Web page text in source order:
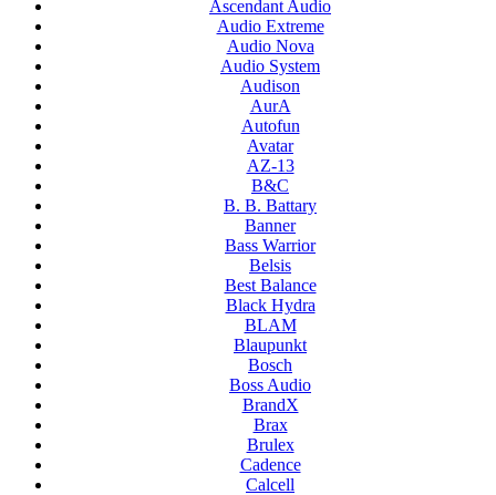
Ascendant Audio
Audio Extreme
Audio Nova
Audio System
Audison
AurA
Autofun
Avatar
AZ-13
B&C
B. B. Battary
Banner
Bass Warrior
Belsis
Best Balance
Black Hydra
BLAM
Blaupunkt
Bosch
Boss Audio
BrandX
Brax
Brulex
Cadence
Calcell